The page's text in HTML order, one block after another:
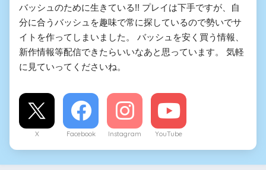
バッシュのために生きている!! プレイは下手ですが、自
分に合うバッシュを趣味で常に探しているので勢いでサ
イトを作ってしまいました。 バッシュを安く買う情報、
新作情報等配信できたらいいなあと思っています。 気軽
に見ていってくださいね。
X Facebook Instagram YouTube